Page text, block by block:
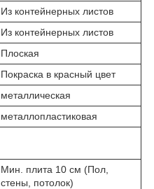
Из контейнерных листов
Из контейнерных листов
Плоская
Покраска в красный цвет
металлическая
металлопластиковая
Мин. плита 10 см (Пол,
стены, потолок)